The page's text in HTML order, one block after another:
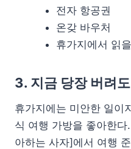
전자 항공권
온갖 바우처
휴가지에서 읽
3. 지금 당장 버려
휴가지에는 미안한 일이
식 여행 가방을 좋아한
아하는 사자]에서 여행